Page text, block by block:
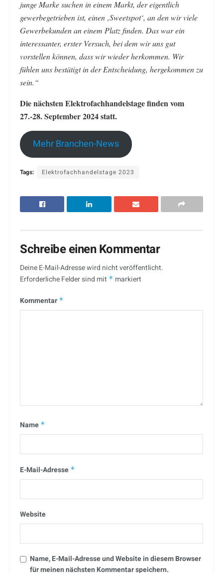
junge Marke suchen in einem Markt, der eigentlich
gewerbegetrieben ist, einen ‚Sweetspot‘, an den wir viele
Gewerbekunden an einem Platz finden. Das war ein
interessanter, erster Versuch, bei dem wir uns gut
vorstellen können, dass wir wieder herkommen. Wir
fühlen uns bestätigt in der Entscheidung, hergekommen zu
sein.“
Die nächsten Elektrofachhandelstage finden vom
27.-28. September 2024 statt.
Mehr Branchen-News
Tags: Elektrofachhandelstage 2023
Schreibe einen Kommentar
Deine E-Mail-Adresse wird nicht veröffentlicht.
Erforderliche Felder sind mit * markiert
Kommentar *
Name *
E-Mail-Adresse *
Website
Name, E-Mail-Adresse und Website in diesem Browser
für meinen nächsten Kommentar speichern.